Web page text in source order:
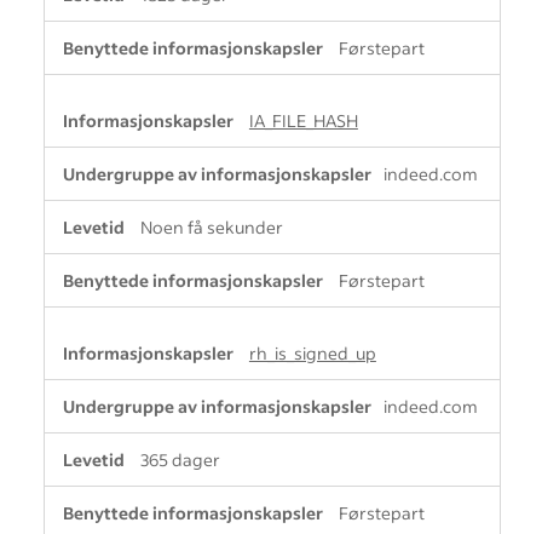
Førstepart
IA_FILE_HASH
indeed.com
Noen få sekunder
Førstepart
rh_is_signed_up
indeed.com
365 dager
Førstepart